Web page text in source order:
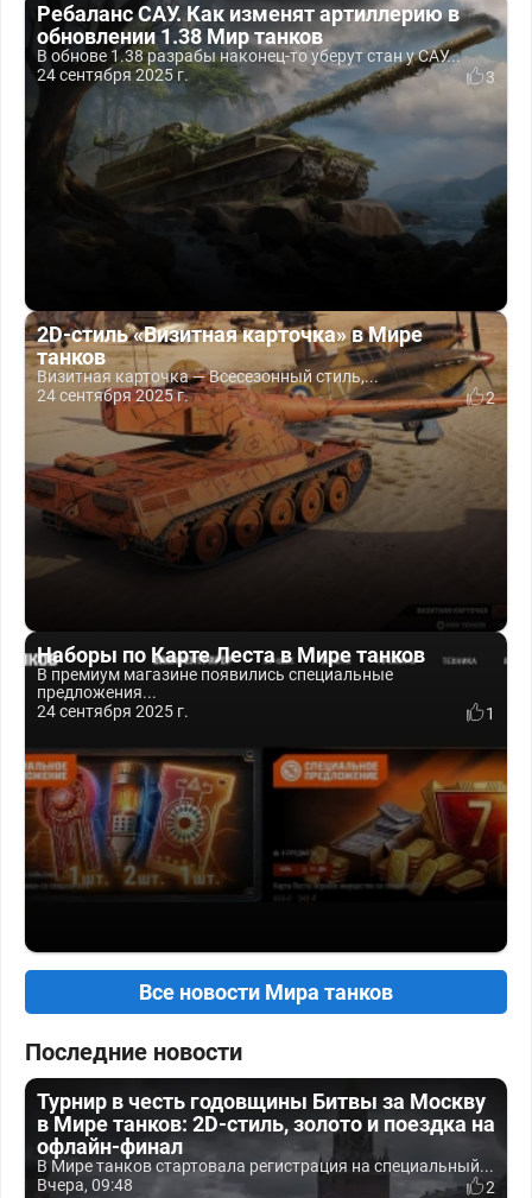
Ребаланс САУ. Как изменят артиллерию в
обновлении 1.38 Мир танков
В обнове 1.38 разрабы наконец-то уберут стан у САУ...
24 сентября 2025 г.
3
2D-стиль «Визитная карточка» в Мире
танков
Визитная карточка — Всесезонный стиль,...
24 сентября 2025 г.
2
Наборы по Карте Леста в Мире танков
В премиум магазине появились специальные
предложения...
24 сентября 2025 г.
1
Все новости Мира танков
Последние новости
Турнир в честь годовщины Битвы за Москву
в Мире танков: 2D-стиль, золото и поездка на
офлайн-финал
В Мире танков стартовала регистрация на специальный...
Вчера, 09:48
2